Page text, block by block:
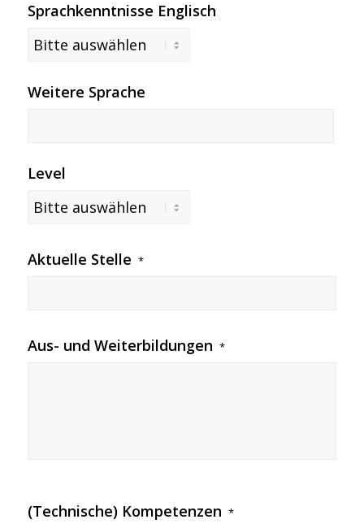
Sprachkenntnisse Englisch
Weitere Sprache
Level
Aktuelle Stelle *
Aus- und Weiterbildungen *
(Technische) Kompetenzen *